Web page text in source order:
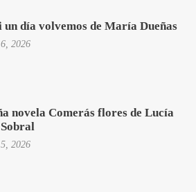
un día volvemos de María Dueñas
2026
novela Comerás flores de Lucía
2026